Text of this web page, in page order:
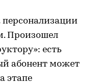
Произошел
есть
абонент может
этапе